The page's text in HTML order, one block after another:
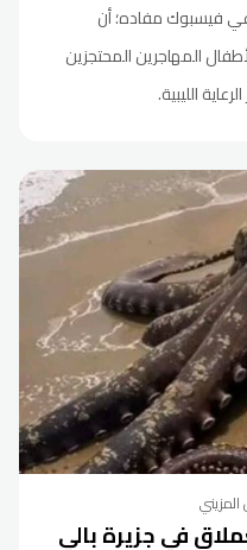
فيسبوك مفاده؛ أن
المهاجرين المحتجزين
الليبية.
المزيني
في جزيرة بالي